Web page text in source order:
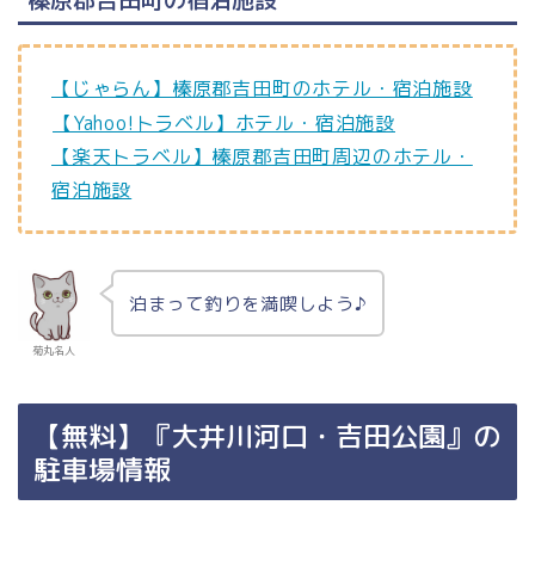
【じゃらん】榛原郡吉田町のホテル・宿泊施設
【Yahoo!トラベル】ホテル・宿泊施設
【楽天トラベル】榛原郡吉田町周辺のホテル・
宿泊施設
菊丸名人
泊まって釣りを満喫しよう♪
【無料】『大井川河口・吉田公園』の
駐車場情報